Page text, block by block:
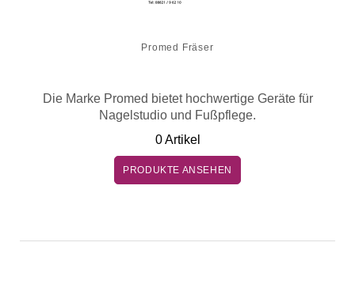
Promed Fräser
Die Marke Promed bietet hochwertige Geräte für
Nagelstudio und Fußpflege.
0 Artikel
PRODUKTE ANSEHEN